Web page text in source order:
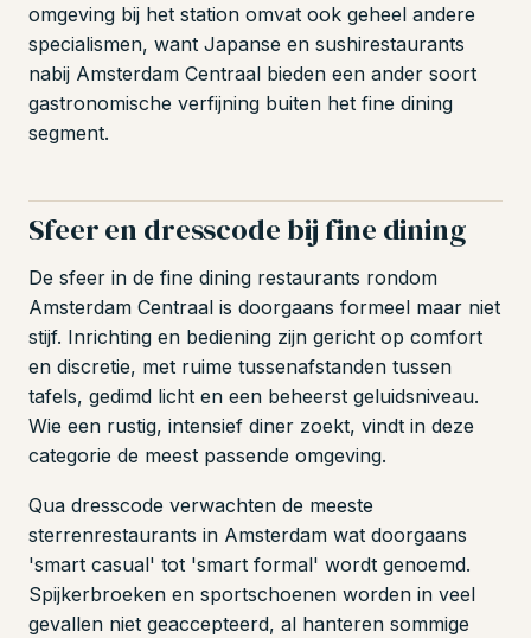
omgeving bij het station omvat ook geheel andere
specialismen, want Japanse en sushirestaurants
nabij Amsterdam Centraal bieden een ander soort
gastronomische verfijning buiten het fine dining
segment.
Sfeer en dresscode bij fine dining
De sfeer in de fine dining restaurants rondom
Amsterdam Centraal is doorgaans formeel maar niet
stijf. Inrichting en bediening zijn gericht op comfort
en discretie, met ruime tussenafstanden tussen
tafels, gedimd licht en een beheerst geluidsniveau.
Wie een rustig, intensief diner zoekt, vindt in deze
categorie de meest passende omgeving.
Qua dresscode verwachten de meeste
sterrenrestaurants in Amsterdam wat doorgaans
'smart casual' tot 'smart formal' wordt genoemd.
Spijkerbroeken en sportschoenen worden in veel
gevallen niet geaccepteerd, al hanteren sommige